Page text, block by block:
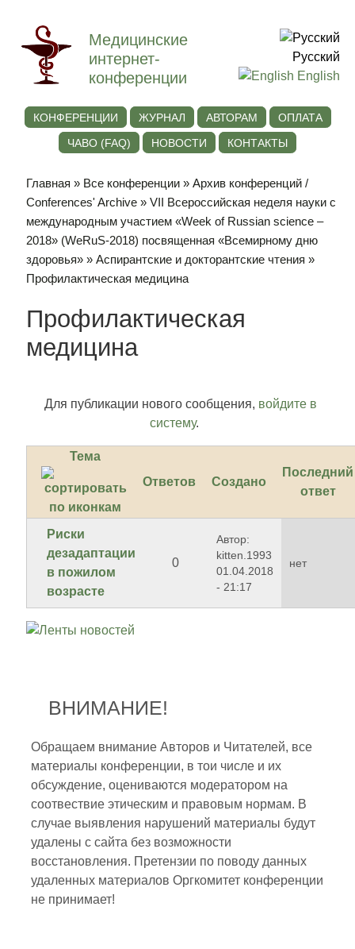
Медицинские
интернет-
конференции
Русский
English
КОНФЕРЕНЦИИ ЖУРНАЛ АВТОРАМ
ОПЛАТА
ЧАВО (FAQ)
НОВОСТИ КОНТАКТЫ
Главная » Все конференции »Архив конференций /
Conferences' Archive »VII Всероссийская неделя науки с
международным участием «Week of Russian science –
2018» (WeRuS-2018) посвященная «Всемирному дню
здоровья» »Аспирантские и докторантские чтения »
Профилактическая медицина
Профилактическая
медицина
Для публикации нового сообщения, войдите в
систему.
Тема
Ответов
Создано
Последний
ответ
Риски
дезадаптации
в пожилом
возрасте
0
Автор:
kitten.1993
01.04.2018
- 21:17
нет
ВНИМАНИЕ!
Обращаем внимание Авторов и Читателей, все
материалы конференции, в тои числе и их
обсуждение, оцениваются модератором на
соотвествие этическим и правовым нормам. В
случае выявления нарушений материалы будут
удалены с сайта без возможности
восстановления. Претензии по поводу данных
удаленных материалов Оргкомитет конференции
не принимает!